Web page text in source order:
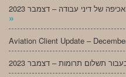
של דיני עבודה – דצמבר 2023
»
Aviation Client Update –